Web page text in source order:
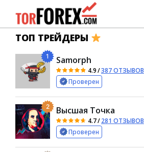
ТОП ТРЕЙДЕРЫ
1 Samorph
4.9/387 ОТЗЫВОВ
Проверен
2 Высшая Точка
4.7/281 ОТЗЫВОВ
Проверен